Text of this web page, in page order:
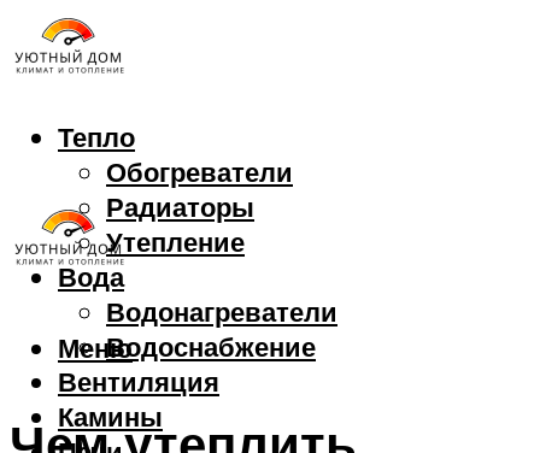
Тепло
Обогреватели
Радиаторы
Утепление
Вода
Водонагреватели
Водоснабжение
Вентиляция
Камины
Меню